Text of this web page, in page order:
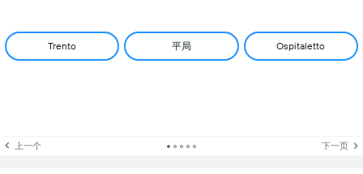
Trento 平局 Ospitaletto
上一个 下一页